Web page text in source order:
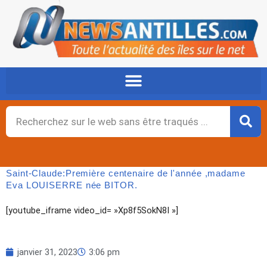
contenu
Rechercher
Saint-Claude:Première centenaire de l'année ,madame
Eva LOUISERRE née BITOR.
[youtube_iframe video_id= »Xp8f5SokN8I »]
janvier 31, 2023 3:06 pm